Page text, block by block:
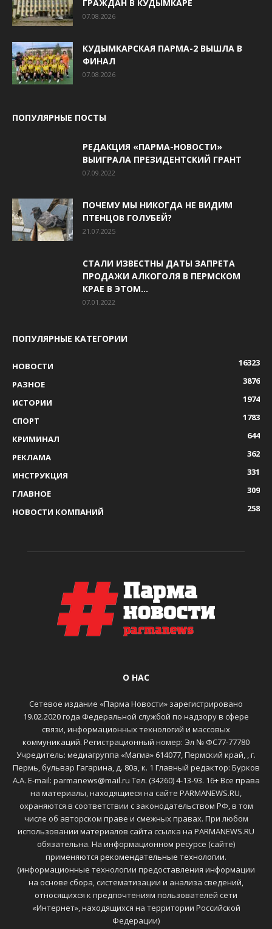
ГРАЖДАН В КУДЫМКАРЕ
07.08.2026
КУДЫМКАРСКАЯ ПАРМА-2 ВЫШЛА В
ФИНАЛ
07.08.2026
ПОПУЛЯРНЫЕ ПОСТЫ
РЕДАКЦИЯ «ПАРМА-НОВОСТИ»
ВЫИГРАЛА ПРЕЗИДЕНТСКИЙ ГРАНТ
07.09.2022
ПОЧЕМУ МЫ НИКОГДА НЕ ВИДИМ
ПТЕНЦОВ ГОЛУБЕЙ?
21.07.2025
СТАЛИ ИЗВЕСТНЫ ДАТЫ ЗАПРЕТА
ПРОДАЖИ АЛКОГОЛЯ В ПЕРМСКОМ
КРАЕ В ЭТОМ...
07.01.2022
ПОПУЛЯРНЫЕ КАТЕГОРИИ
НОВОСТИ
16323
РАЗНОЕ
3876
ИСТОРИИ
1974
СПОРТ
1783
КРИМИНАЛ
644
РЕКЛАМА
362
ИНСТРУКЦИЯ
331
ГЛАВНОЕ
309
НОВОСТИ КОМПАНИЙ
258
О НАС
Сетевое издание «Парма Новости» зарегистрировано
19.02.2020 года Федеральной службой по надзору в сфере
связи, информационных технологий и массовых
коммуникаций. Регистрационный номер: Эл № ФС77-77780
Учредитель: медиагруппа «Магма» 614077, Пермский край, , г.
Пермь, бульвар Гагарина, д. 80а, к. 1 Главный редактор: Бурков
А.А. E-mail: parmanews@mail.ru Тел. (34260) 4-13-93. 16+ Все права
на материалы, находящиеся на сайте PARMANEWS.RU,
охраняются в соответствии с законодательством РФ, в том
числе об авторском праве и смежных правах. При любом
использовании материалов сайта ссылка на PARMANEWS.RU
обязательна. На информационном ресурсе (сайте)
применяются рекомендательные технологии.
(информационные технологии предоставления информации
на основе сбора, систематизации и анализа сведений,
относящихся к предпочтениям пользователей сети
«Интернет», находящихся на территории Российской
Федерации)